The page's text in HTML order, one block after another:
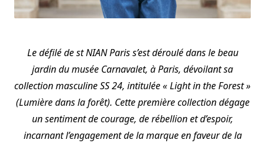
Le défilé de st NIAN Paris s’est déroulé dans le beau
jardin du musée Carnavalet, à Paris, dévoilant sa
collection masculine SS 24, intitulée « Light in the Forest »
(Lumière dans la forêt). Cette première collection dégage
un sentiment de courage, de rébellion et d’espoir,
incarnant l’engagement de la marque en faveur de la